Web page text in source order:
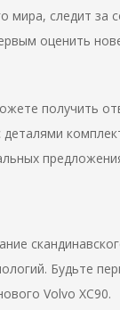
мира, следит за
оценить
получить
деталями
Будьте
Volvo XC90.